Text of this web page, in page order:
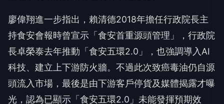
廖偉翔進一步指出，賴清德2018年擔任行政院長主
持食安會報時曾宣示「食安首重源頭管理」，行政院
長卓榮泰去年推動「食安五環2.0」，也強調導入AI
科技、建立上下游防火牆。不過此次致癌毒油仍自源
頭流入市場，最後是由下游客戶停貨及媒體揭露才曝
光，認為已顯示「食安五環2.0」未能發揮預期效